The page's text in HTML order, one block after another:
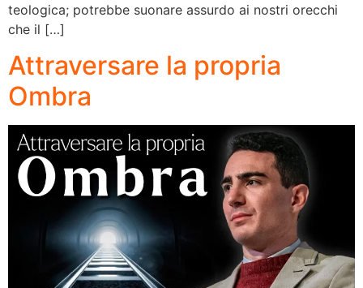
teologica; potrebbe suonare assurdo ai nostri orecchi
che il […]
Attraversare la propria
Ombra